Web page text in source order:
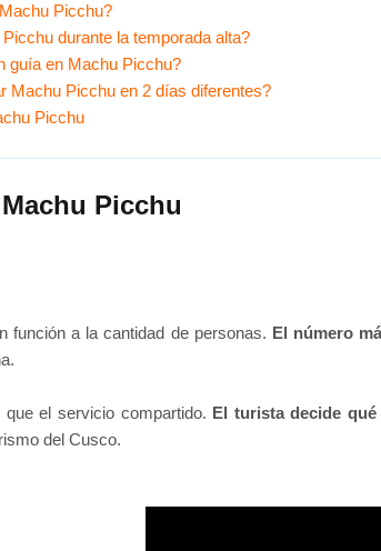
Picchu?
durante la temporada alta?
guía en Machu Picchu?
Machu Picchu en 2 días diferentes?
Picchu
Picchu
función a la cantidad de personas. El número
el servicio compartido. El turista decide
del Cusco.